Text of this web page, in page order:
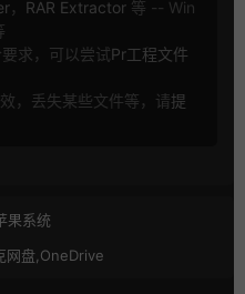
， RAR Extractor 等 -- Win
求，可以尝试Pr工程文件
，丢失某些文件等，请提
果系统
网盘,OneDrive